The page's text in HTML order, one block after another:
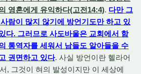
영혼에게 유익하다(고전14:4). 다만 그
람이 많지 않기에 방언기도만 하고 있
다. 그러므로 사도바울은 교회에서 함
통역자를 세워서 남들도 알아들을 수
권면하고 있다. 사실 방언이란 헬라어
, 그것이 혀의 발성이지만 이 세상에